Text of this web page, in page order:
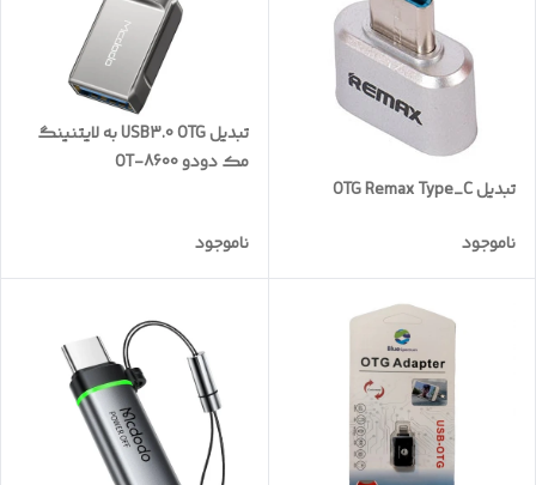
تبدیل OTG Remax Type_C
ناموجود
تبدیل USB3.0 OTG به لایتنینگ
مک دودو OT-8600
ناموجود